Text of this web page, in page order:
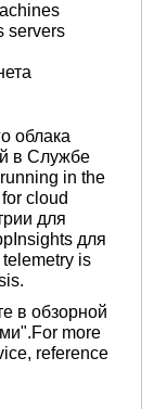
servers
облака
в Службе
in the
cloud
для
для
is
в обзорной
more
reference